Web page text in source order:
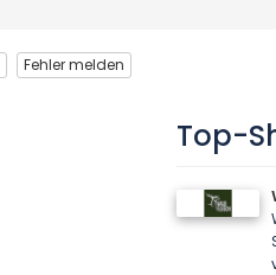
Fehler melden
Top-